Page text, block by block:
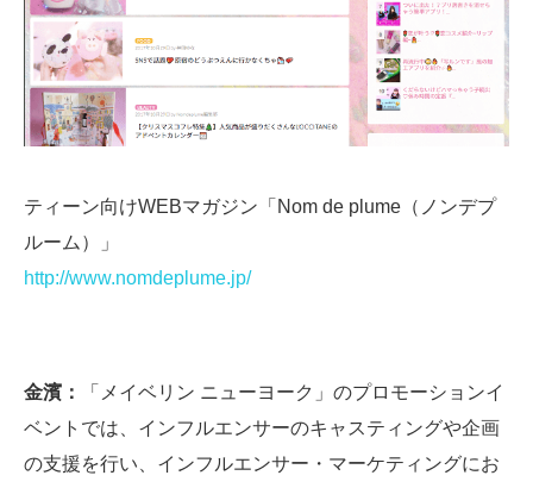
ティーン向けWEBマガジン「Nom de plume（ノンデプ
ルーム）」
http://www.nomdeplume.jp/
金濱：
「メイベリン ニューヨーク」のプロモーションイ
ベントでは、インフルエンサーのキャスティングや企画
の支援を行い、インフルエンサー・マーケティングにお